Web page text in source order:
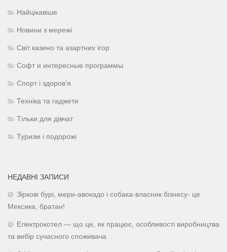
Найцікавіше
Новини з мережі
Світ казино та азартних ігор
Софт и интересные программы
Спорт і здоров'я
Техніка та гаджети
Тільки для дівчат
Туризм і подорожі
НЕДАВНІ ЗАПИСИ
Зіркові бурі, мери-авокадо і собака-власник бізнесу- це
Мексика, братан!
Електрокотел — що це, як працює, особливості виробництва
та вибір сучасного споживача